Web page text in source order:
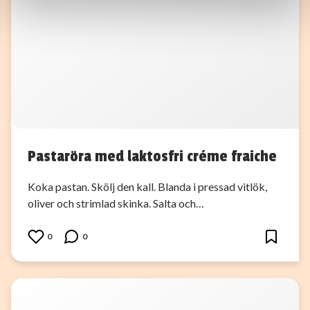
Pastaröra med laktosfri créme fraiche
Koka pastan. Skölj den kall. Blanda i pressad vitlök,
oliver och strimlad skinka. Salta och…
0 0